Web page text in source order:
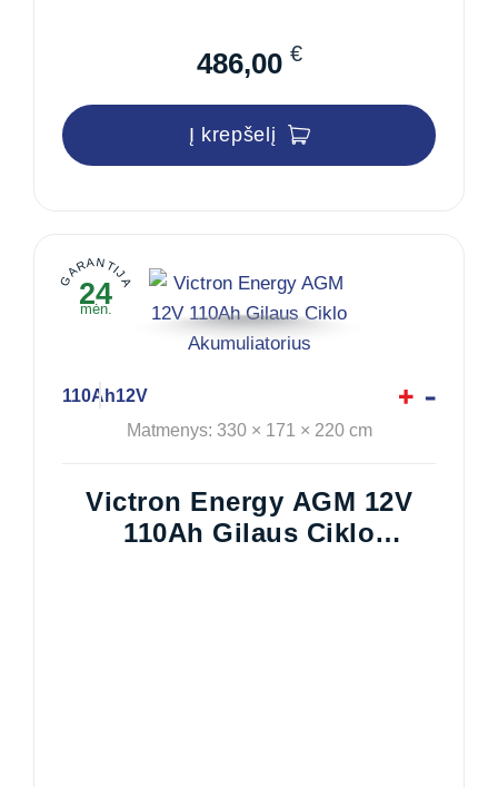
486,00 €
Į krepšelį
GARANTIJA
24
mėn.
110Ah12V
Matmenys: 330 × 171 × 220 cm
Victron Energy AGM 12V
110Ah Gilaus Ciklo